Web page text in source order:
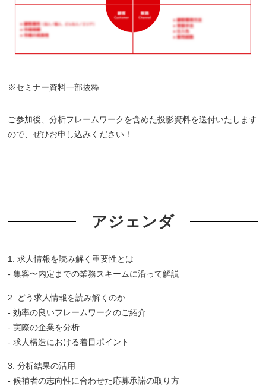
※セミナー資料一部抜粋
ご参加後、分析フレームワークを含めた投影資料を送付いたします
ので、ぜひお申し込みください！
アジェンダ
1. 求人情報を読み解く重要性とは
- 集客〜内定までの業務スキームに沿って解説
2. どう求人情報を読み解くのか
- 効率の良いフレームワークのご紹介
- 実際の企業を分析
- 求人構造における着目ポイント
3. 分析結果の活用
- 候補者の志向性に合わせた応募承諾の取り方